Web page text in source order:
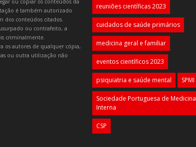
ou copiar os conteúdos da
é também autorizado
dos conteúdos citados.
ou contrafeito, a
criminalmente.
os autores de qualquer cópia,
ou outra utilização não
reuniões científicas 2023
cuidados de saúde primários
medicina geral e familiar
eventos científicos 2023
psiquiatria e saúde mental SPMI
Sociedade Portuguesa de Medicina
Interna
CSP